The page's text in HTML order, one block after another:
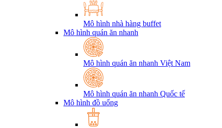
Mô hình nhà hàng buffet
Mô hình quán ăn nhanh
Mô hình quán ăn nhanh Việt Nam
Mô hình quán ăn nhanh Quốc tế
Mô hình đồ uống